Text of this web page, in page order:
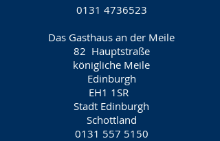
0131 4736523
Das Gasthaus an der Meile
82 Hauptstraße
königliche Meile
Edinburgh
EH1 1SR
Stadt Edinburgh
Schottland
0131 557 5150